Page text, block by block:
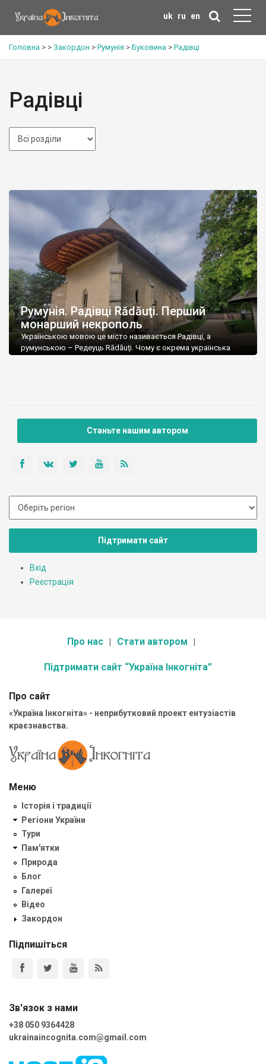
uk ru en
Головна > > Закордон > Румунія > Буковина > Радівці
Радівці
Румунія. Радівці Rădăuţi. Перший
монарший некрополь
Українською мовою це місто називається Радівці, а
румунською – Редеуць Rădăuţi. Чому є окрема українська
писемна згадка про поселення відноситься до […]
Станьте нашим автором
Підтримати сайт
Вхід
Реєстрація
Про нас Стати автором
Підтримати сайт “Україна Інкогніта”
Про сайт
«Україна Інкогніта» - неприбутковий проект ентузіастів
краєзнавства.
Меню
Історія і традиції
Регіони України
Тури
Пам'ятки
Природа
Блог
Галереї
Відео
Закордон
Підпишіться
Зв'язок з нами
+38 050 9364428
ukrainaincognita.com@gmail.com